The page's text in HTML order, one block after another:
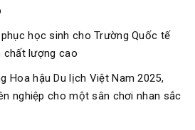
học sinh cho Trường Quốc tế
chất lượng cao
Hoa hậu Du lịch Việt Nam 2025,
nghiệp cho một sân chơi nhan sắc